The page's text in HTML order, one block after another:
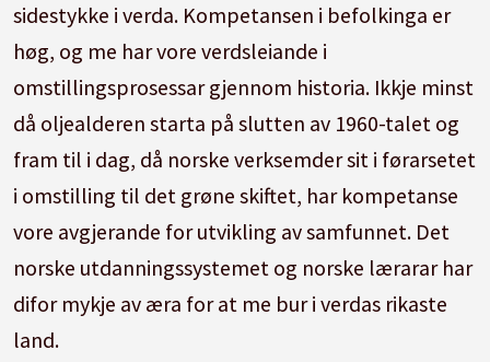
sidestykke i verda. Kompetansen i befolkinga er
høg, og me har vore verdsleiande i
omstillingsprosessar gjennom historia. Ikkje minst
då oljealderen starta på slutten av 1960-talet og
fram til i dag, då norske verksemder sit i førarsetet
i omstilling til det grøne skiftet, har kompetanse
vore avgjerande for utvikling av samfunnet. Det
norske utdanningssystemet og norske lærarar har
difor mykje av æra for at me bur i verdas rikaste
land.